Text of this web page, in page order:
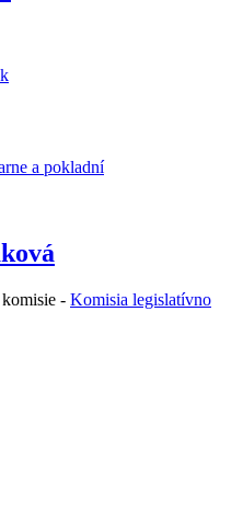
a pokladní
- Komisia legislatívno